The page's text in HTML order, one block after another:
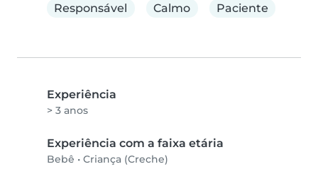
Responsável
Calmo Paciente
Experiência
> 3 anos
Experiência com a faixa etária
Bebê • Criança (Creche)